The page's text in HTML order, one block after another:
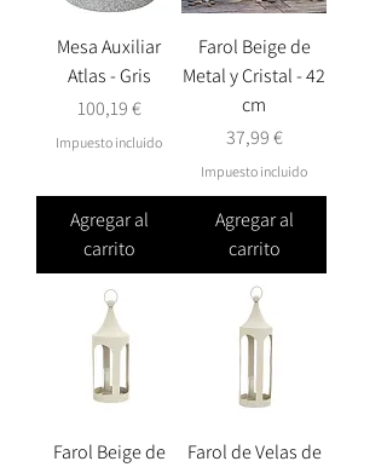
Mesa Auxiliar
Atlas - Gris
Precio
100,19 €
Impuesto incluido
Agregar al
carrito
Farol Beige de
Metal y Cristal - 42
cm
Precio
37,99 €
Impuesto incluido
Agregar al
carrito
Farol Beige de
Farol de Velas de